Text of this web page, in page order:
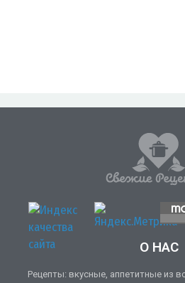
О НАС
Рецепты: вкусные, аппетитные из